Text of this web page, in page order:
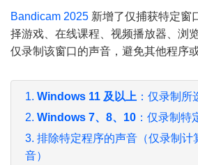
Bandicam 2025 新增了仅捕获特定窗
择游戏、在线课程、视频播放器、浏
仅录制该窗口的声音，避免其他程序
1. Windows 11 及以上 ：仅录制
2. Windows 7、8、10 ：仅录制特
3. 排除特定程序的声音（仅录制计
音）